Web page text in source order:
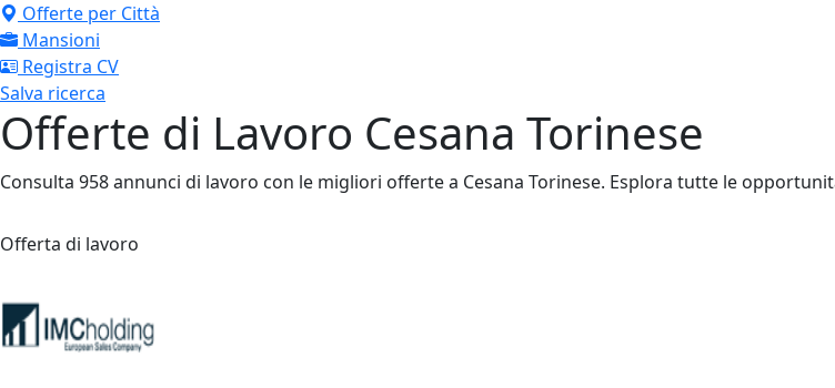
Offerte per Città
Mansioni
Registra CV
Salva ricerca
Offerte di Lavoro Cesana Torinese
Consulta 958 annunci di lavoro con le migliori offerte a Cesana Torinese. Esplora tutte le
Offerta di lavoro